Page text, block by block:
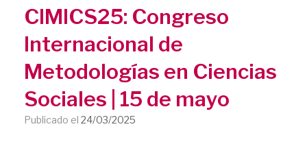
CIMICS25: Congreso
Internacional de
Metodologías en Ciencias
Sociales | 15 de mayo
Publicado el 24/03/2025